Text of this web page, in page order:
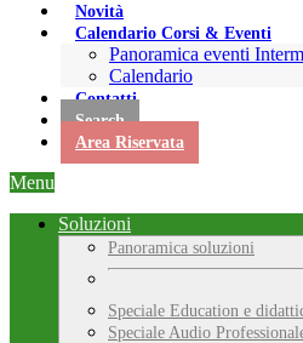
Novità
Calendario Corsi & Eventi
Panoramica eventi
Calendario
Contatti
Search
Area Riservata
Menu
Soluzioni
Panoramica soluzioni
Speciale Education e
Speciale Audio